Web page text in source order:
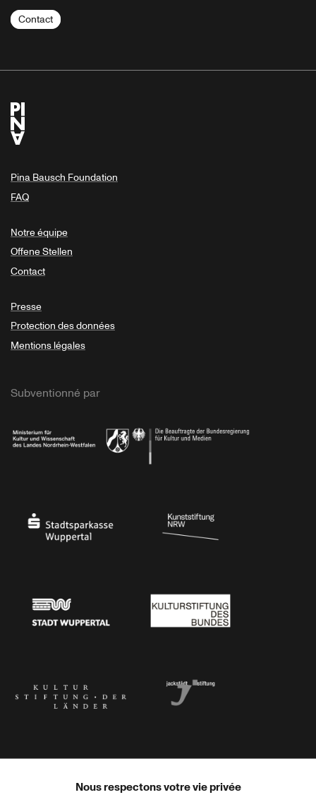
Contact
Pina Bausch Foundation
FAQ
Notre équipe
Offene Stellen
Contact
Presse
Protection des données
Mentions légales
Subventionné par
Nous respectons votre vie privée